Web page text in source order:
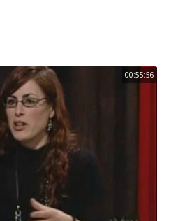
00:55:56